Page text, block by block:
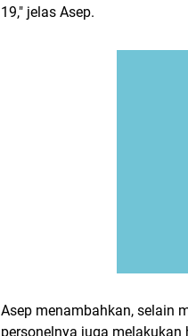
19," jelas Asep.
Asep menambahkan, selain
personelnya juga